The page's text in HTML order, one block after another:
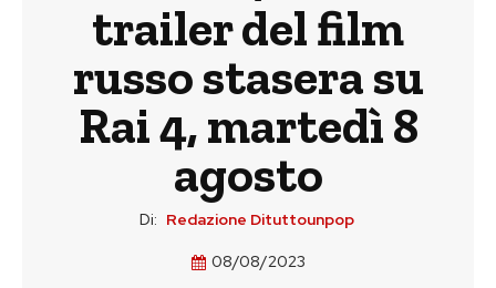
trailer del film
russo stasera su
Rai 4, martedì 8
agosto
Di: Redazione Dituttounpop
08/08/2023